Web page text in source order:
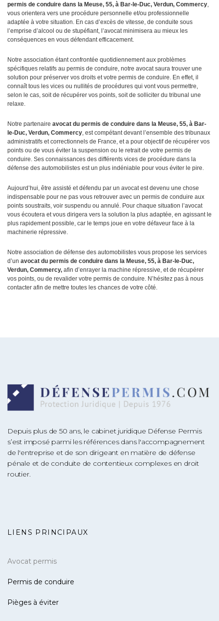
permis de conduire dans la Meuse, 55, à Bar-le-Duc, Verdun, Commercy,
vous orientera vers une procédure personnelle et/ou professionnelle
adaptée à votre situation. En cas d’excès de vitesse, de conduite sous
l’emprise d’alcool ou de stupéfiant, l’avocat minimisera au mieux les
conséquences en vous défendant efficacement.
Notre association étant confrontée quotidiennement aux problèmes
spécifiques relatifs au permis de conduire, notre avocat saura trouver une
solution pour préserver vos droits et votre permis de conduire. En effet, il
connaît tous les vices ou nullités de procédures qui vont vous permettre,
selon le cas, soit de récupérer vos points, soit de solliciter du tribunal une
relaxe.
Notre partenaire avocat du permis de conduire dans la Meuse, 55, à Bar-
le-Duc, Verdun, Commercy, est compétant devant l’ensemble des tribunaux
administratifs et correctionnels de France, et a pour objectif de récupérer vos
points ou de vous éviter la suspension ou le retrait de votre permis de
conduire. Ses connaissances des différents vices de procédure dans la
défense des automobilistes est un plus indéniable pour vous éviter le pire.
Aujourd’hui, être assisté et défendu par un avocat est devenu une chose
indispensable pour ne pas vous retrouver avec un permis de conduire aux
points soustraits, voir suspendu ou annulé. Pour chaque situation l’avocat
vous écoutera et vous dirigera vers la solution la plus adaptée, en agissant le
plus rapidement possible, car le temps joue en votre défaveur face à la
machinerie répressive.
Notre association de défense des automobilistes vous propose les services
d’un avocat du permis de conduire dans la Meuse, 55, à Bar-le-Duc,
Verdun, Commercy, afin d’enrayer la machine répressive, et de récupérer
vos points, ou de revalider votre permis de conduire. N’hésitez pas à nous
contacter afin de mettre toutes les chances de votre côté.
Depuis plus de 50 ans, le cabinet juridique Défense Permis
s’est imposé parmi les références dans l'accompagnement
de l'entreprise et de son dirigeant en matière de défense
pénale et de conduite de contentieux complexes en droit
routier.
LIENS PRINCIPAUX
Avocat permis
Permis de conduire
Pièges à éviter